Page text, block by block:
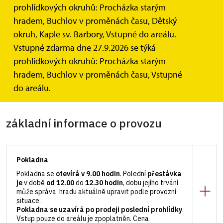
prohlídkových okruhů: Procházka starým
hradem, Buchlov v proměnách času, Dětský
okruh, Kaple sv. Barbory, Vstupné do areálu.
Vstupné zdarma dne 27.9.2026 se týká
prohlídkových okruhů: Procházka starým
hradem, Buchlov v proměnách času, Vstupné
do areálu.
Zeměpisné souřadnice: 49°6'26.93" N, 17°18'39.09" E –
v mapě
základní informace o provozu
Pokladna
Pokladna se otevírá v 9.00 hodin. Polední přestávka
jev době od 12.00do 12.30 hodin, dobu jejího trvání
může správa hradu aktuálně upravit podle provozní
situace.
Pokladna se uzavírá po prodeji poslední prohlídky.
Vstup pouze do areálu je zpoplatněn. Cena